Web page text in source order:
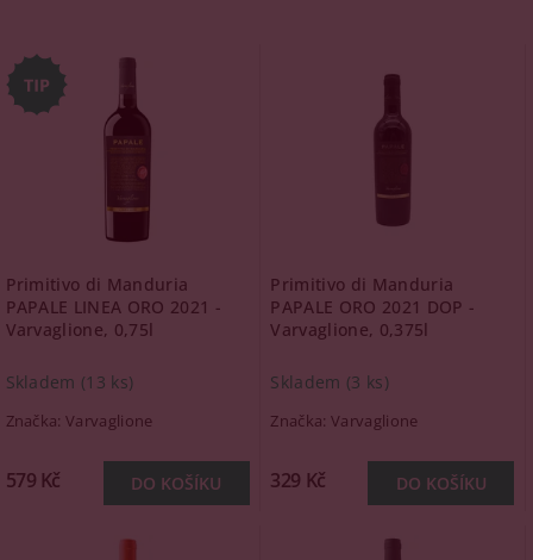
Primitivo di Manduria
PAPALE LINEA ORO 2021 -
Varvaglione, 0,75l
Skladem (13 ks)
Značka:Varvaglione
579 Kč
Primitivo di Manduria
PAPALE ORO 2021 DOP -
Varvaglione, 0,375l
Skladem (3 ks)
Značka: Varvaglione
329 Kč